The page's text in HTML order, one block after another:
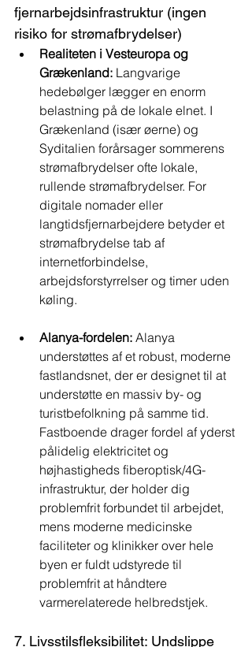
fjernarbejdsinfrastruktur (ingen
risiko for strømafbrydelser)
Realiteten i Vesteuropa og
Grækenland: Langvarige
hedebølger lægger en enorm
belastning på de lokale elnet. I
Grækenland (især øerne) og
Syditalien forårsager sommerens
strømafbrydelser ofte lokale,
rullende strømafbrydelser. For
digitale nomader eller
langtidsfjernarbejdere betyder et
strømafbrydelse tab af
internetforbindelse,
arbejdsforstyrrelser og timer uden
køling.
Alanya-fordelen: Alanya
understøttes af et robust, moderne
fastlandsnet, der er designet til at
understøtte en massiv by- og
turistbefolkning på samme tid.
Fastboende drager fordel af yderst
pålidelig elektricitet og
højhastigheds fiberoptisk/4G-
infrastruktur, der holder dig
problemfrit forbundet til arbejdet,
mens moderne medicinske
faciliteter og klinikker over hele
byen er fuldt udstyrede til
problemfrit at håndtere
varmerelaterede helbredstjek.
7. Livsstilsfleksibilitet: Undslippe